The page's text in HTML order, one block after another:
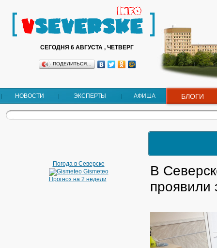
СЕГОДНЯ 6 АВГУСТА , ЧЕТВЕРГ
ПОДЕЛИТЬСЯ…
НОВОСТИ ЭКСПЕРТЫ АФИША БЛОГИ
Погода в Северске
Gismeteo
Прогноз на 2 недели
В
проявили